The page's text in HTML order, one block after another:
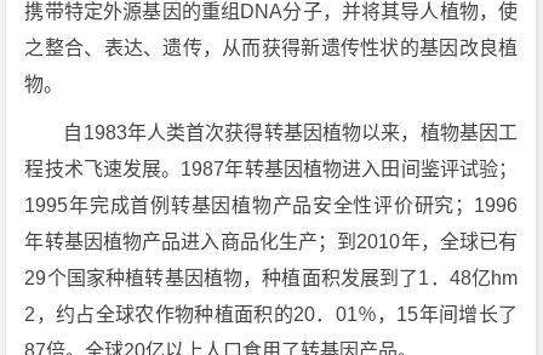
携带特定外源基因的重组DNA分子，并将其导人植物，使
之整合、表达、遗传，从而获得新遗传性状的基因改良植
物。
自1983年人类首次获得转基因植物以来，植物基因工
程技术飞速发展。1987年转基因植物进入田间鉴评试验；
1995年完成首例转基因植物产品安全性评价研究；1996
年转基因植物产品进入商品化生产；到2010年，全球已有
29个国家种植转基因植物，种植面积发展到了1．48亿hm
2，约占全球农作物种植面积的20．01％，15年间增长了
87倍。全球20亿以上人口食用了转基因产品。